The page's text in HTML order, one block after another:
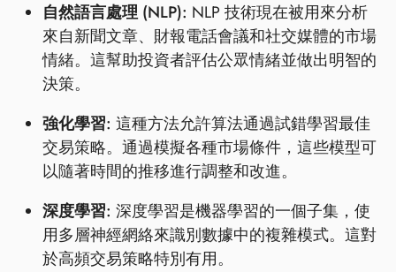
自然語言處理 (NLP): NLP 技術現在被用來分析
來自新聞文章、財報電話會議和社交媒體的市場
情緒。這幫助投資者評估公眾情緒並做出明智的
決策。
強化學習: 這種方法允許算法通過試錯學習最佳
交易策略。通過模擬各種市場條件，這些模型可
以隨著時間的推移進行調整和改進。
深度學習: 深度學習是機器學習的一個子集，使
用多層神經網絡來識別數據中的複雜模式。這對
於高頻交易策略特別有用。